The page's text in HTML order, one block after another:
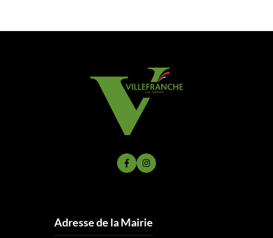
Lien vers le compte Facebook
Lien vers le compte Instagram
Adresse de la Mairie